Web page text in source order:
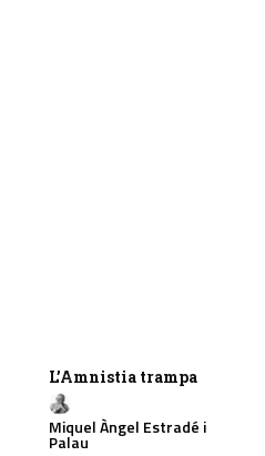
L’Amnistia trampa
Miquel Àngel Estradé i
Palau